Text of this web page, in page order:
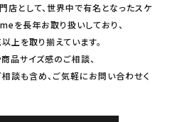
として、世界中で有名となったスケ
を長年お取り扱いしており、
上を取り揃えています。
品サイズ感のご相談、
談も含め、ご気軽にお問い合わせく